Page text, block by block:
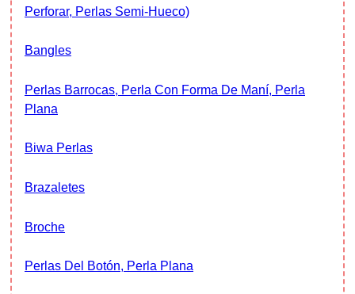
Perforar, Perlas Semi-Hueco)
Bangles
Perlas Barrocas, Perla Con Forma De Maní, Perla
Plana
Biwa Perlas
Brazaletes
Broche
Perlas Del Botón, Perla Plana